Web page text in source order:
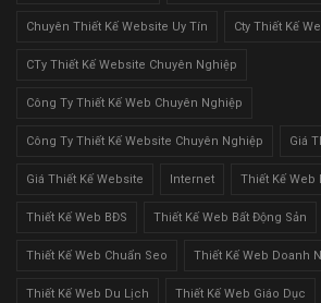
Chuyên Thiết Kế Website Uy Tín Cty Thiết Kế
CTy Thiết Kế Website Chuyên Nghiệp
Công Ty Thiết Kế Web Chuyên Nghiệp
Công Ty Thiết Kế Website Chuyên Nghiệp Giá
Giá Thiết Kế Website Internet Thiết Kế Web
Thiết Kế Web BĐS Thiết Kế Web Bất Động Sản
Thiết Kế Web Chuẩn Seo Thiết Kế Web Doanh
Thiết Kế Web Du Lịch Thiết Kế Web Giáo Dục